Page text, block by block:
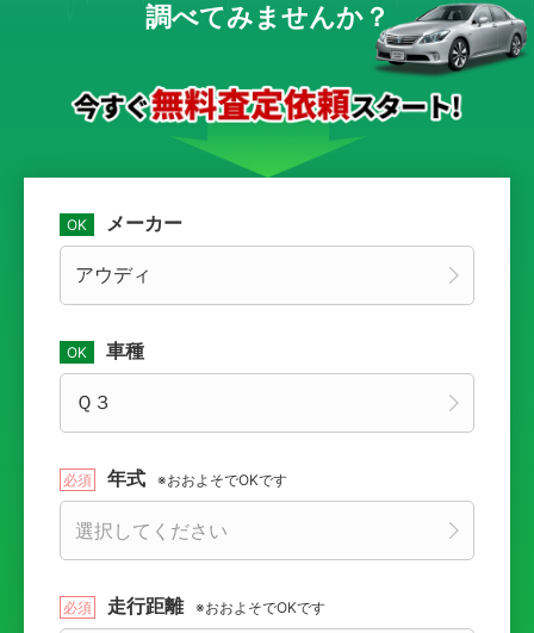
調べてみませんか？
メーカー
車種
年式 ※おおよそでOKです
走行距離 ※おおよそでOKです